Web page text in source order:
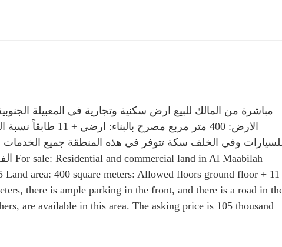
Land area: 400 square meters: Allowed floors ground floor + 11
there is ample parking in the front, and there is a road in
are available in this area. The asking price is 105 thousand